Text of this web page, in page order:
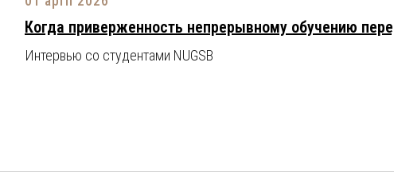
Когда приверженность непрерывному обучению
Интервью со студентами NUGSB